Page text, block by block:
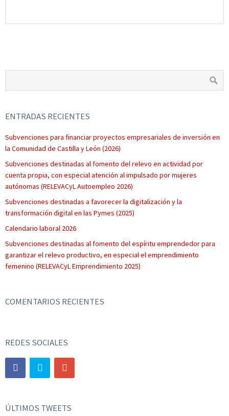
ENTRADAS RECIENTES
Subvenciones para financiar proyectos empresariales de inversión en
la Comunidad de Castilla y León (2026)
Subvenciones destinadas al fomento del relevo en actividad por
cuenta propia, con especial atención al impulsado por mujeres
autónomas (RELEVACyL Autoempleo 2026)
Subvenciones destinadas a favorecer la digitalización y la
transformación digital en las Pymes (2025)
Calendario laboral 2026
Subvenciones destinadas al fomento del espíritu emprendedor para
garantizar el relevo productivo, en especial el emprendimiento
femenino (RELEVACyL Emprendimiento 2025)
COMENTARIOS RECIENTES
REDES SOCIALES
ÚLTIMOS TWEETS